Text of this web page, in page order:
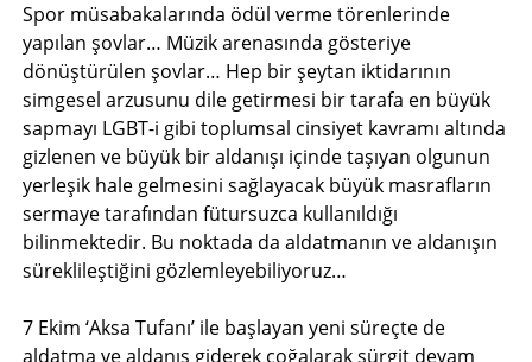
Spor müsabakalarında ödül verme törenlerinde
yapılan şovlar… Müzik arenasında gösteriye
dönüştürülen şovlar… Hep bir şeytan iktidarının
simgesel arzusunu dile getirmesi bir tarafa en büyük
sapmayı LGBT-i gibi toplumsal cinsiyet kavramı altında
gizlenen ve büyük bir aldanışı içinde taşıyan olgunun
yerleşik hale gelmesini sağlayacak büyük masrafların
sermaye tarafından fütursuzca kullanıldığı
bilinmektedir. Bu noktada da aldatmanın ve aldanışın
süreklileştiğini gözlemleyebiliyoruz…
7 Ekim ‘Aksa Tufanı’ ile başlayan yeni süreçte de
aldatma ve aldanış giderek çoğalarak sürgit devam